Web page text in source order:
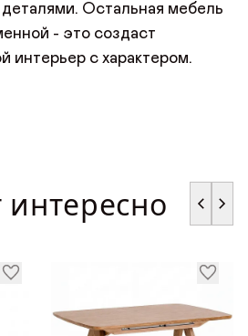
Остальная мебель
- это создаст
интерьер с характером.
интересно